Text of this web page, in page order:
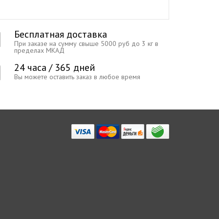
Бесплатная доставка
При заказе на сумму свыше 5000 руб до 3 кг в
пределах МКАД
24 часа / 365 дней
Вы можете оставить заказ в любое время